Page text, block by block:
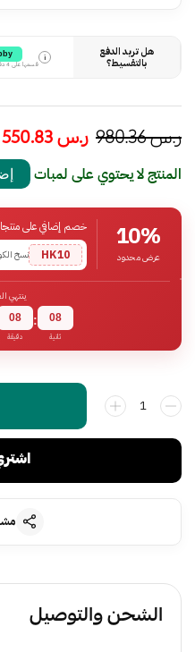
هل تريد الدفع
بالتقسيط؟
i
قسمها على 4 دفعات بدون تعقيد
ر.س980.36 ر.س
المنتج لا يحتوي على لمبات
10%
عرض محدود
خصم إضافي على
HK10
نسخ
ينتهي
08
دقيقة
: 07
ثانية
الشحن والتوصيل